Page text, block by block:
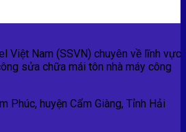
Việt Nam (SSVN) chuyên về lĩnh vực
sửa chữa mái tôn nhà máy công
Phúc, huyện Cẩm Giàng, Tỉnh Hải